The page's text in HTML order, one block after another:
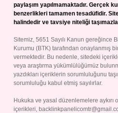
paylaşım yapılmamaktadır. Gerçek
benzerlikleri tamamen tesadüfidir.
halindedir ve tavsiye niteliği
Sitemiz, 5651 Sayılı Kanun gereğince
Kurumu (BTK) tarafından onaylanmış
vermektedir. Bu nedenle, sitedeki
veya araştırma yükümlülüğümüz
yazdıkları içeriklerin sorumluluğunu
sorumluluğu kabul etmiş sayılırlar.
Hukuka ve yasal düzenlemelere
içerikleri,